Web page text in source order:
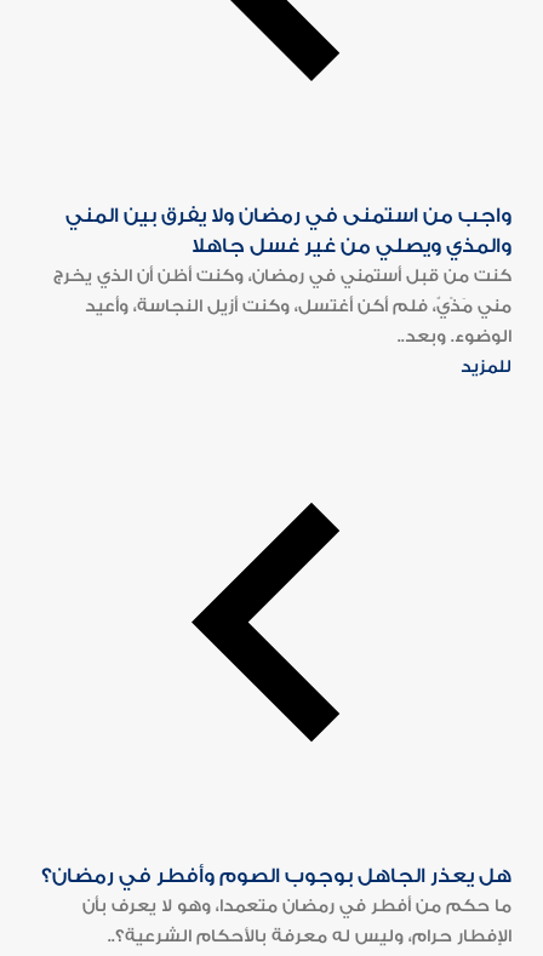
واجب من استمنى في رمضان ولا يفرق بين المني
والمذي ويصلي من غير غسل جاهلا
كنت من قبل أستمني في رمضان، وكنت أظن أن الذي يخرج
مني مَذْيٌ، فلم أكن أغتسل، وكنت أزيل النجاسة، وأعيد
الوضوء. وبعد..
للمزيد
هل يعذر الجاهل بوجوب الصوم وأفطر في رمضان؟
ما حكم من أفطر في رمضان متعمدا، وهو لا يعرف بأن
الإفطار حرام، وليس له معرفة بالأحكام الشرعية؟..